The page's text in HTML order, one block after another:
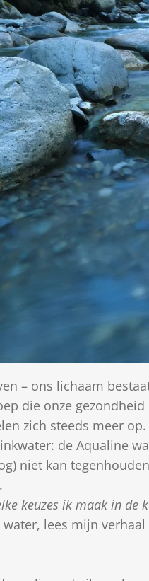
– ons lichaam
die onze
zich steeds meer
de Aqualine
niet kan
keuzes ik maak in de
lees mijn